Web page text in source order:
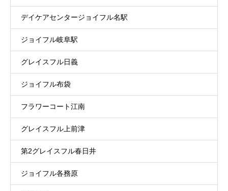
デイケアセンタージョイフル名駅
ジョイフル岐阜駅
グレイスフル日義
ジョイフル布袋
フラワーコート江南
グレイスフル上前津
第2グレイスフル春日井
ジョイフル各務原